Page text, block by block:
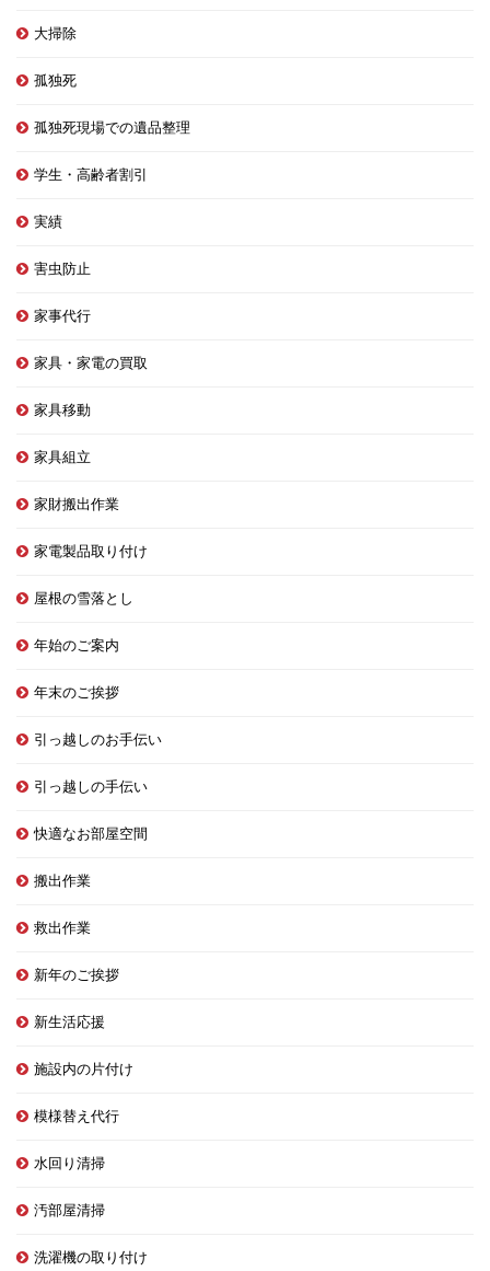
大掃除
孤独死
孤独死現場での遺品整理
学生・高齢者割引
実績
害虫防止
家事代行
家具・家電の買取
家具移動
家具組立
家財搬出作業
家電製品取り付け
屋根の雪落とし
年始のご案内
年末のご挨拶
引っ越しのお手伝い
引っ越しの手伝い
快適なお部屋空間
搬出作業
救出作業
新年のご挨拶
新生活応援
施設内の片付け
模様替え代行
水回り清掃
汚部屋清掃
洗濯機の取り付け